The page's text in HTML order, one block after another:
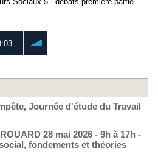
Journée d'étude du Travail
28 mai 2026 - 9h à 17h -
fondements et théories